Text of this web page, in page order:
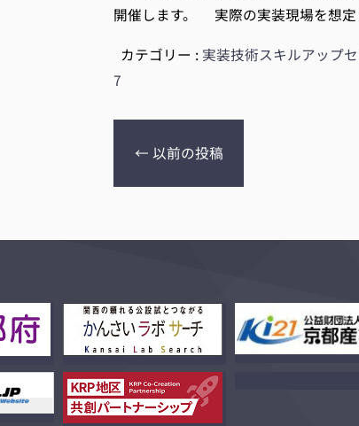
開催します。 実際の実装現場を想
カテゴリー : 実装技術スキルアップ
7
← 以前の投稿